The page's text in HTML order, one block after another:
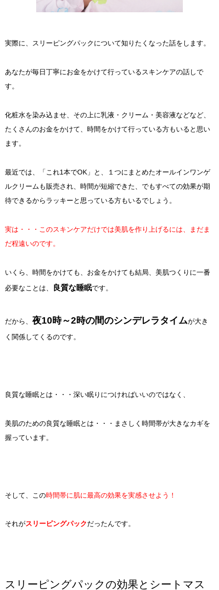
実際に、スリーピングパックについて知りたくなった話をします。
あなたが毎日丁寧にお金をかけて行っているスキンケアの話しで
す。
化粧水を染み込ませ、その上に乳液・クリーム・美容液などなど、
たくさんのお金をかけて、時間をかけて行っている方もいると思い
ます。
最近では、「これ1本でOK」と、１つにまとめたオールインワンゲ
ルクリームも販売され、時間が短縮できた、でもすべての効果が期
待できるからラッキーと思っている方もいるでしょう。
実は・・・このスキンケアだけでは美肌を作り上げるには、まだま
だ程遠いのです。
いくら、時間をかけても、お金をかけても結局、美肌つくりに一番
必要なことは、
良質な睡眠です。
だから、 夜10時～2時の間のシンデレラタイムが大き
く関係してくるのです。
良質な睡眠とは・・・深い眠りにつければいいのではなく、
美肌のための良質な睡眠とは・・・まさしく時間帯が大きなカギを
握っています。
そして、この時間帯に肌に最高の効果を実感させよう！
それがスリーピングパックだったんです。
スリーピングパックの効果とシートマス